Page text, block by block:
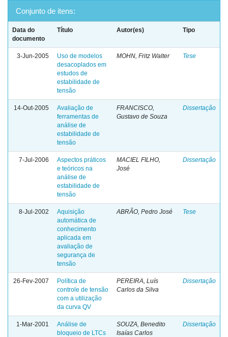
Conjunto de itens:
Data do
documento
Título Autor(es) Tipo
3-Jun-2005
Uso de modelos
desacoplados em
estudos de
estabilidade de
tensão
MOHN, Fritz Walter Tese
14-Out-2005
Avaliação de
ferramentas de
análise de
estabilidade de
tensão
FRANCISCO,
Gustavo de Souza
Dissertação
7-Jul-2006
Aspectos práticos
e teóricos na
análise de
estabilidade de
tensão
MACIEL FILHO,
José
Dissertação
8-Jul-2002
Aquisição
automática de
conhecimento
aplicada em
avaliação de
segurança de
tensão
ABRÃO, Pedro José Tese
26-Fev-2007
Política de
controle de tensão
com a utilização
da curva QV
PEREIRA, Luís
Carlos da Silva
Dissertação
1-Mar-2001
Análise de
bloqueio de LTCs
SOUZA, Benedito
Isaías Carlos
Dissertação